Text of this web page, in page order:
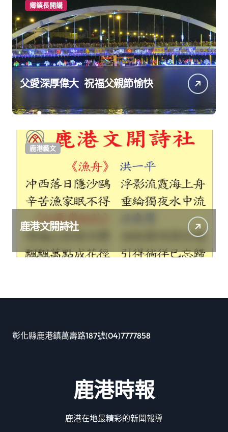
鄉鎮長開講
父愛深厚偉大 祝福父親節愉快
鹿港藝文
鹿港文開詩社
彰化縣鹿港鎮萬壽路187號(04)7777858
鹿港時報
鹿港在地最精彩的新聞報導